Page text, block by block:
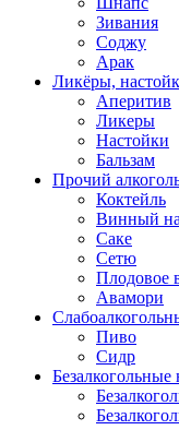
Зивания
Соджу
Арак
Ликёры,
Аперитив
Ликеры
Настойки
Бальзам
Прочий
Коктейль
Винный
Саке
Сетю
Плодовое
Авамори
Пиво
Сидр
Безалкогольные